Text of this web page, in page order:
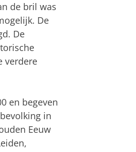
de bril was
De
De
verdere
en begeven
in
Eeuw